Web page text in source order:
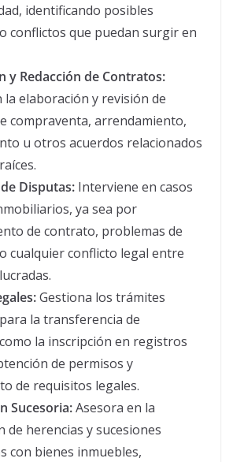
identificando posibles
conflictos que puedan surgir en
y Redacción de Contratos:
la elaboración y revisión de
compraventa, arrendamiento,
u otros acuerdos relacionados
Disputas: Interviene en casos
ya sea por
de contrato, problemas de
cualquier conflicto legal entre
Gestiona los trámites
la transferencia de
la inscripción en registros
de permisos y
de requisitos legales.
Sucesoria:Asesora en la
de herencias y sucesiones
con bienes inmuebles,